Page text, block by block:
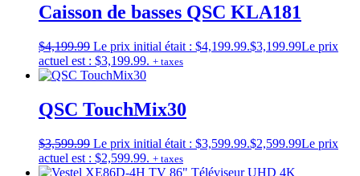
Caisson de basses QSC KLA181
$4,199.99 Le prix initial était : $4,199.99.$3,199.99Le prix
actuel est : $3,199.99. + taxes
QSC TouchMix30
$3,599.99 Le prix initial était : $3,599.99.$2,599.99Le prix
actuel est : $2,599.99. + taxes